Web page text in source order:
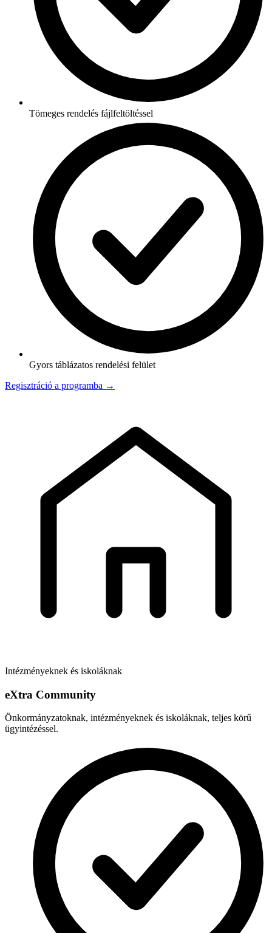
Tömeges rendelés fájlfeltöltéssel
Gyors táblázatos rendelési felület
Regisztráció a programba →
Intézményeknek és iskoláknak
eXtra Community
Önkormányzatoknak, intézményeknek és iskoláknak, teljes körű
ügyintézéssel.